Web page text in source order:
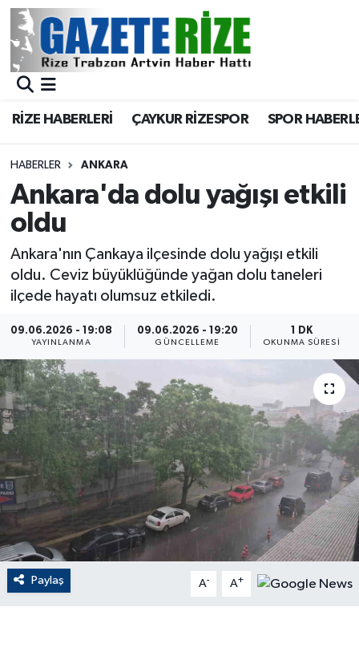
RİZE HABERLERİ ÇAYKUR RİZESPOR SPOR
HABERLER ANKARA
Ankara'da dolu yağışı etkili
oldu
Ankara'nın Çankaya ilçesinde dolu yağışı etkili
oldu. Ceviz büyüklüğünde yağan dolu taneleri
ilçede hayatı olumsuz etkiledi.
09.06.2026 - 19:08
YAYINLANMA
09.06.2026 - 19:20
GÜNCELLEME
1 DK
OKUNMA SÜRESI
Paylaş A- A+
BÖLGEMİZ
Asayiş
Rize Jandarma Komutanlığı
Bilim Teknoloji
Advertising news
Canlı Maç
ÇEVRE
Dış Haberler
Dünya
EĞİTİM
EKONOMİ
English News
Merkez Nöbetçi Eczaneler
Merkez Trafik Yoğunluk Haritası
Süper Lig Puan Durumu ve Fikstür
Tüm Manşetler
Son Dakika Haberleri
Haber Arşivi